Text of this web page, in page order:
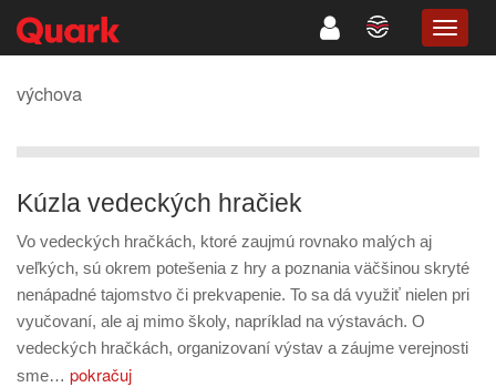
výchova
Kúzla vedeckých hračiek
Vo vedeckých hračkách, ktoré zaujmú rovnako malých aj
veľkých, sú okrem potešenia z hry a poznania väčšinou skryté
nenápadné tajomstvo či prekvapenie. To sa dá využiť nielen pri
vyučovaní, ale aj mimo školy, napríklad na výstavách. O
vedeckých hračkách, organizovaní výstav a záujme verejnosti
sme… pokračuj